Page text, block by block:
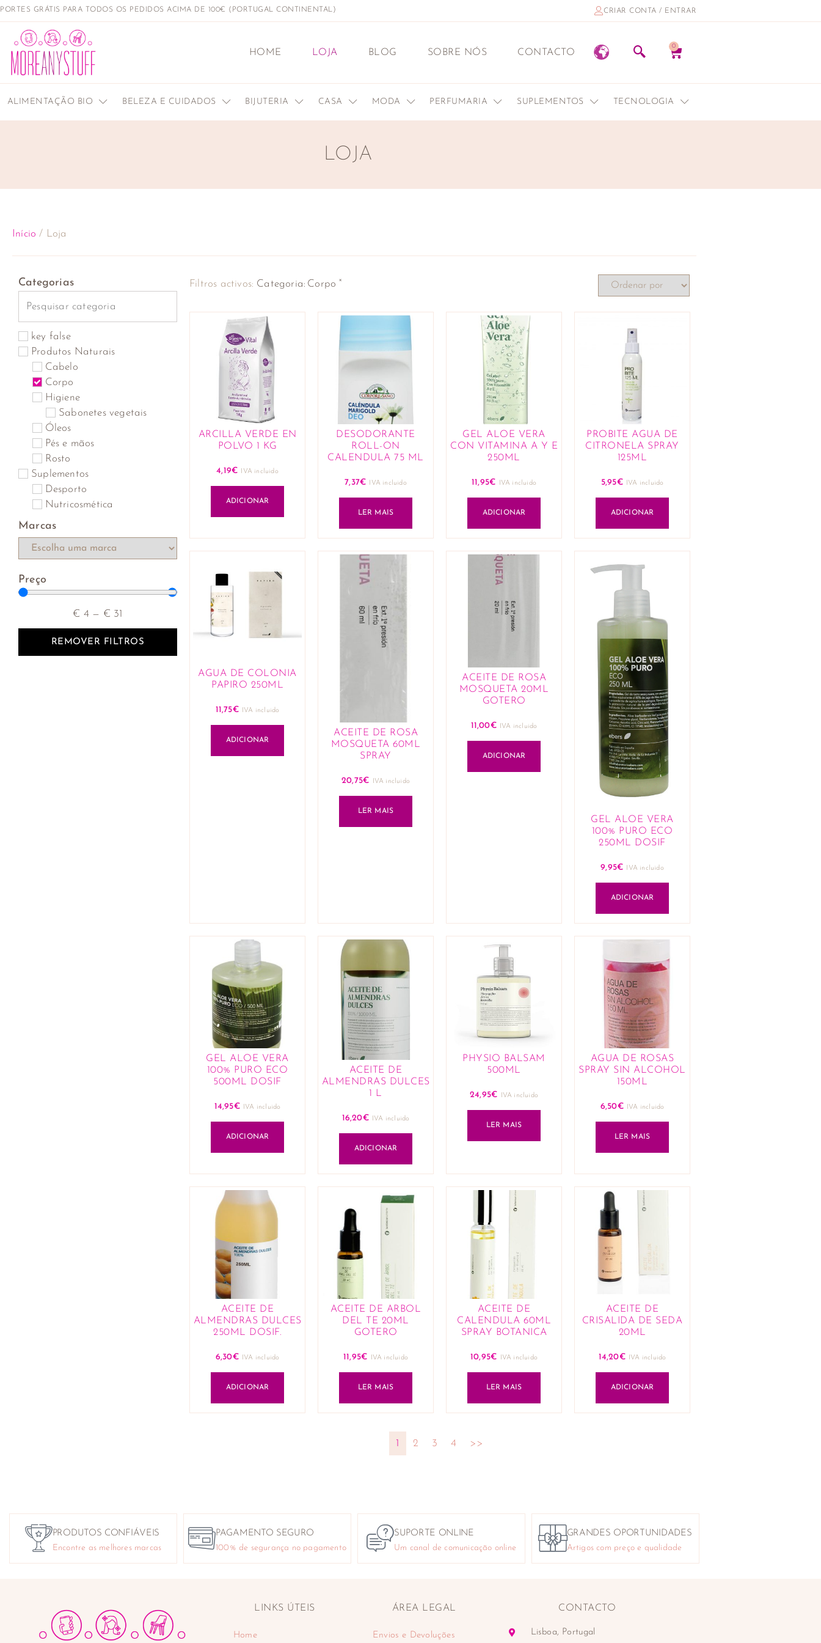
PORTES GRÁTIS PARA TODOS OS PEDIDOS ACIMA DE 100€ (PORTUGAL CONTINENTAL) CRIAR CONTA / ENTRAR
HOME LOJA BLOG SOBRE NÓS CONTACTO
0
ALIMENTAÇÃO BIO BELEZA E CUIDADOS BIJUTERIA CASA MODA PERFUMARIA SUPLEMENTOS TECNOLOGIA
LOJA
Início / Loja
Categorias
key false
Produtos Naturais
Cabelo
Corpo
Higiene
Sabonetes vegetais
Óleos
Pés e mãos
Rosto
Suplementos
Desporto
Nutricosmética
Saúde osteo-articular
Sistema circulatório
Marcas
Preço
€ 4 — € 31
REMOVER FILTROS
Filtros activos: Categoria: Corpo ×
ARCILLA VERDE EN
POLVO 1 KG
4,19€ IVA incluido
ADICIONAR
DESODORANTE
ROLL-ON
CALENDULA 75 ML
7,37€ IVA incluido
LER MAIS
GEL ALOE VERA
CON VITAMINA A Y E
250ML
11,95€ IVA incluido
ADICIONAR
PROBITE AGUA DE
CITRONELA SPRAY
125ML
5,95€ IVA incluido
ADICIONAR
AGUA DE COLONIA
PAPIRO 250ML
11,75€ IVA incluido
ADICIONAR
ACEITE DE ROSA
MOSQUETA 60ML
SPRAY
20,75€ IVA incluido
LER MAIS
ACEITE DE ROSA
MOSQUETA 20ML
GOTERO
11,00€ IVA incluido
ADICIONAR
GEL ALOE VERA
100% PURO ECO
250ML DOSIF
9,95€ IVA incluido
ADICIONAR
GEL ALOE VERA
100% PURO ECO
500ML DOSIF
14,95€ IVA incluido
ADICIONAR
ACEITE DE
ALMENDRAS DULCES
1 L
16,20€ IVA incluido
ADICIONAR
PHYSIO BALSAM
500ML
24,95€ IVA incluido
LER MAIS
AGUA DE ROSAS
SPRAY SIN ALCOHOL
150ML
6,50€ IVA incluido
LER MAIS
ACEITE DE
ALMENDRAS DULCES
250ML DOSIF.
6,30€ IVA incluido
ADICIONAR
ACEITE DE ARBOL
DEL TE 20ML
GOTERO
11,95€ IVA incluido
LER MAIS
ACEITE DE
CALENDULA 60ML
SPRAY BOTANICA
10,95€ IVA incluido
LER MAIS
ACEITE DE
CRISALIDA DE SEDA
20ML
14,20€ IVA incluido
ADICIONAR
1 2 3 4 >>
PRODUTOS CONFIÁVEIS
Encontre as melhores marcas
PAGAMENTO SEGURO
100% de segurança no pagamento
SUPORTE ONLINE
Um canal de comunicação online
GRANDES OPORTUNIDADES
Artigos com preço e qualidade
LINKS ÚTEIS
Home
ÁREA LEGAL
Envios e Devoluções
CONTACTO
Lisboa, Portugal